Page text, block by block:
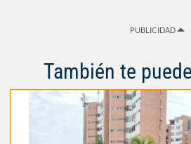
PUBLICIDAD
También te